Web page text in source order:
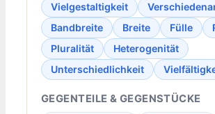
Vielgestaltigkeit
Bandbreite
Breite Fülle
Pluralität
Heterogenität
Unterschiedlichkeit
GEGENTEILE & GEGENSTÜCKE